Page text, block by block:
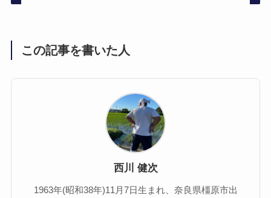
この記事を書いた人
西川 健次
1963年(昭和38年)11月7日生まれ、奈良県橿原市出